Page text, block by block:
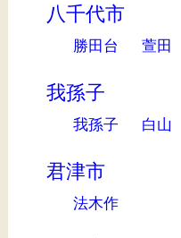
八千代市
勝田台 萱田
我孫子
我孫子 白山
君津市
法木作